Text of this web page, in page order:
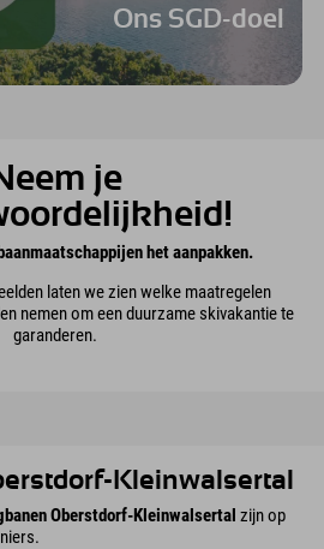
Ons SGD-doel
je
het aanpakken.
laten we zien welke maatregelen
nemen om een duurzame skivakantie te
garanderen.
Kleinwalsertal
Oberstdorf-Kleinwalsertal zijn op